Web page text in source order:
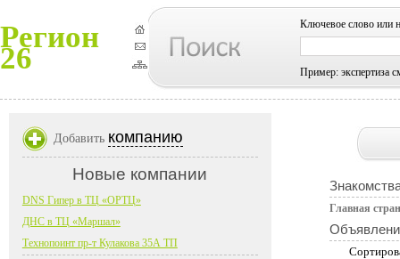
Регион
26
Ключевое слово или
Пример: экспертиза
Главная
Добавить компанию
Новые компании
DNS Гипер в ТЦ «ОРТЦ»
ДНС в ТЦ «Маршал»
Технопоинт пр-т Кулакова 35А ТП